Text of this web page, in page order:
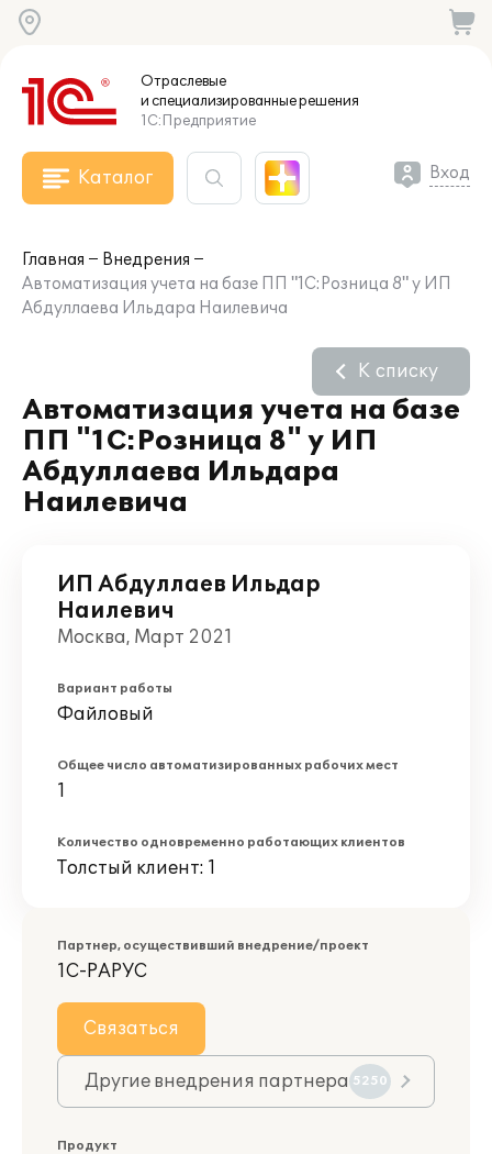
Отраслевые
и специализированныерешения
1С:Предприятие
Каталог Вход
Главная
Внедрения
Автоматизация учета на базе ПП "1С:Розница 8" у ИП
Абдуллаева Ильдара Наилевича
Автоматизация учета на базе
ПП "1С:Розница 8" у ИП
Абдуллаева Ильдара
Наилевича
К списку
ИП Абдуллаев Ильдар
Наилевич
Москва, Март 2021
Вариант работы
Файловый
Общее число автоматизированных рабочих мест
1
Количество одновременно работающих клиентов
Толстый клиент: 1
Партнер, осуществивший внедрение/проект
1С-РАРУС
Связаться
Другие внедрения партнера 5250
Продукт